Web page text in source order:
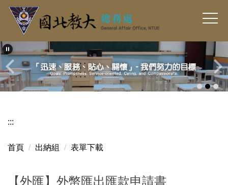
跳
要
內
容
區
:::
首頁 出納組 表單下載
【外匯】外幣匯出匯款申請書